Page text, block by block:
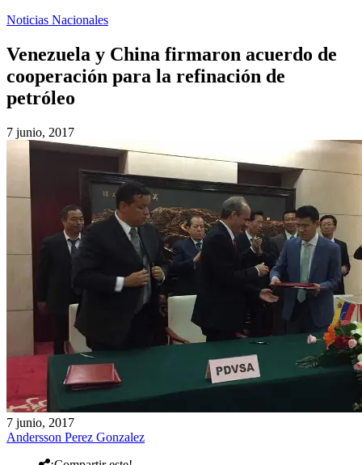
Noticias Nacionales
Venezuela y China firmaron acuerdo de
cooperación para la refinación de
petróleo
7 junio, 2017
7 junio, 2017
Andersson Perez Gonzalez